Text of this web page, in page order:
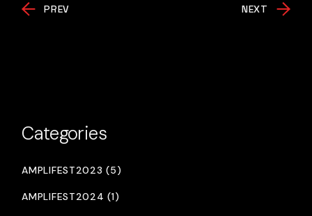
PREV NEXT
Categories
AMPLIFEST2023 (5)
AMPLIFEST2024 (1)